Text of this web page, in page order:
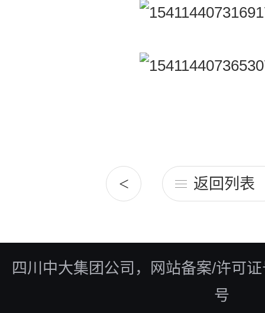
< 返回列表
四川中大集团公司，
网站备案/许可
号